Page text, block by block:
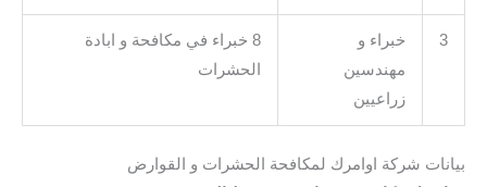
3
خبراء و
مهندسين
زراعيين
8 خبراء في مكافحة و ابادة
الحشرات
بيانات شركة اوامرك لمكافحة الحشرات و القوارض